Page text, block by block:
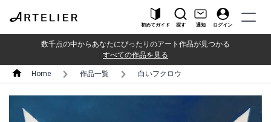
初めてガイド 探す 通知 ログイン
数千点の中からあなたにぴったりのアート作品が見つかる
すべての作品を見る
Home 作品一覧 白いフクロウ